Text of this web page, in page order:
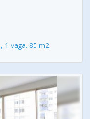
1 vaga. 85 m2.